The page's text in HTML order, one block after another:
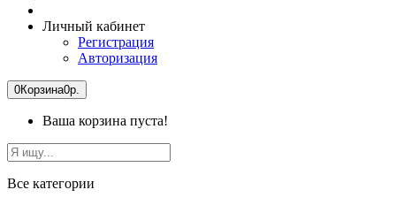
Личный кабинет
Регистрация
Авторизация
0Корзина0р.
Ваша корзина пуста!
Все категории